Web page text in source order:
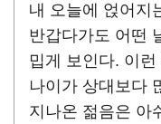
내 오늘에 얹어지
반갑다가도 어떤
밉게 보인다. 이
나이가 상대보다
지나온 젊음은 아